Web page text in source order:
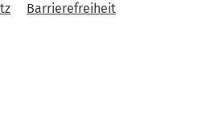
Barrierefreiheit